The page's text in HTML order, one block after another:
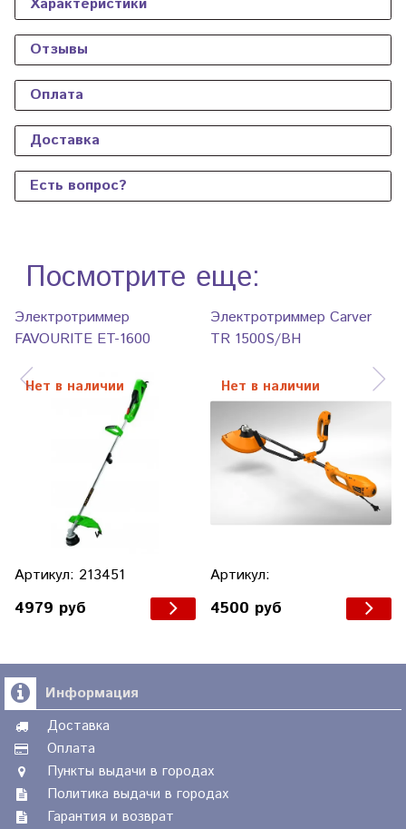
Характеристики
Отзывы
Оплата
Доставка
Есть вопрос?
Посмотрите еще:
Электротриммер
FAVOURITE ET-1600
Нет в наличии
Артикул: 213451
4979 руб
Электротриммер Carver
TR 1500S/BH
Нет в наличии
Артикул:
4500 руб
Информация
Доставка
Оплата
Пункты выдачи в городах
Политика выдачи в городах
Гарантия и возврат